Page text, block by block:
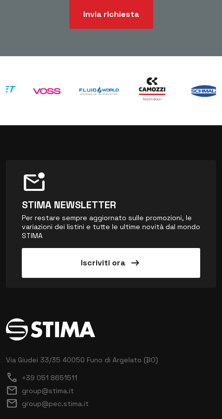
Invia richiesta
mark_email_unread
STIMA NEWSLETTER
Per restare sempre aggiornato sulle promozioni, le
variazioni dei listini e tutte le ultime novità dal mondo
STIMA
Iscriviti ora arrow_right_alt
Via Giudei 33/35 40050 Funo di Argelato (BO)
call +39 051 8651511
mail group@stima.it
mail group@pec.stima.it